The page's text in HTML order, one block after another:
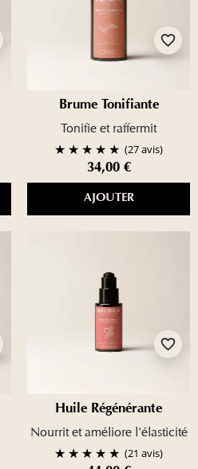
favorite_border
Brume Tonifiante
Tonifie et raffermit
(27 avis)
34,00 €
AJOUTER
favorite_border
Huile Régénérante
Nourrit et améliore l'élasticité
(21 avis)